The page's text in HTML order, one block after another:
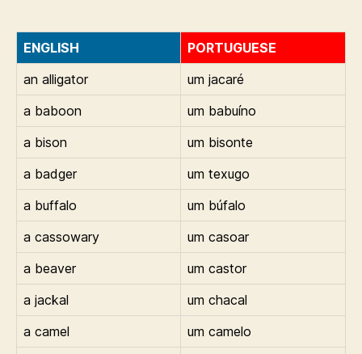
ENGLISH
PORTUGUESE
an alligator
um jacaré
a baboon
um babuíno
a bison
um bisonte
a badger
um texugo
a buffalo
um búfalo
a cassowary
um casoar
a beaver
um castor
a jackal
um chacal
a camel
um camelo